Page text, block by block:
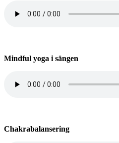
Mindful yoga i sängen
Chakrabalansering